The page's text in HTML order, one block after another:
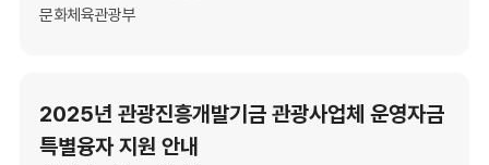
문화체육관광부
2025년 관광진흥개발기금 관광사업체 운영자금
특별융자 지원 안내